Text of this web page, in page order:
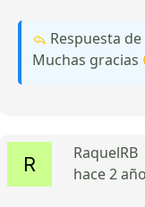
Respuesta de
Muchas gracias
RaquelRB
hace 2